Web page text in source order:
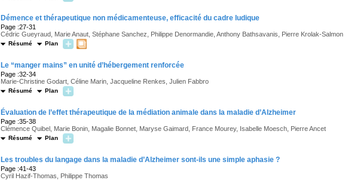
Démence et thérapeutique non médicamenteuse, efficacité du cadre ludique
Page :27-31
Cédric Gueyraud, Marie Anaut, Stéphane Sanchez, Philippe Denormandie, Anthony Bathsavanis, Pierre Krolak-Salmon
Résumé Plan
Le “manger mains” en unité d’hébergement renforcée
Page :32-34
Marie-Christine Godart, Céline Marin, Jacqueline Renkes, Julien Fabbro
Résumé Plan
Évaluation de l’effet thérapeutique de la médiation animale dans la maladie d’Alzheimer
Page :35-38
Clémence Quibel, Marie Bonin, Magalie Bonnet, Maryse Gaimard, France Mourey, Isabelle Moesch, Pierre Ancet
Résumé Plan
Les troubles du langage dans la maladie d’Alzheimer sont-ils une simple aphasie ?
Page :41-43
Cyril Hazif-Thomas, Philippe Thomas